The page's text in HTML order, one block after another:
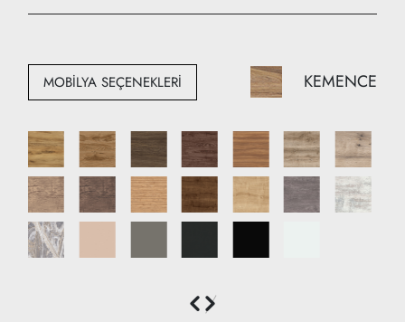
Yükseklik:170 cm
Derinlik: 40 cm
MOBİLYA SEÇENEKLERİ KEMENCE